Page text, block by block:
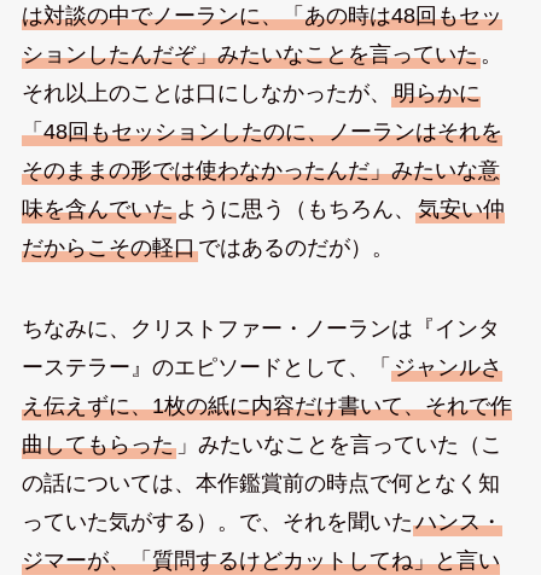
は対談の中でノーランに、「あの時は48回もセッ
ションしたんだぞ」みたいなことを言っていた。
それ以上のことは口にしなかったが、 明らかに
「48回もセッションしたのに、ノーランはそれを
そのままの形では使わなかったんだ」みたいな意
味を含んでいたように思う（もちろん、 気安い仲
だからこその軽口ではあるのだが）。
ちなみに、クリストファー・ノーランは『インタ
ーステラー』のエピソードとして、「 ジャンルさ
え伝えずに、1枚の紙に内容だけ書いて、それで作
曲してもらった」みたいなことを言っていた（こ
の話については、本作鑑賞前の時点で何となく知
っていた気がする）。で、それを聞いたハンス・
ジマーが、「質問するけどカットしてね」と言い